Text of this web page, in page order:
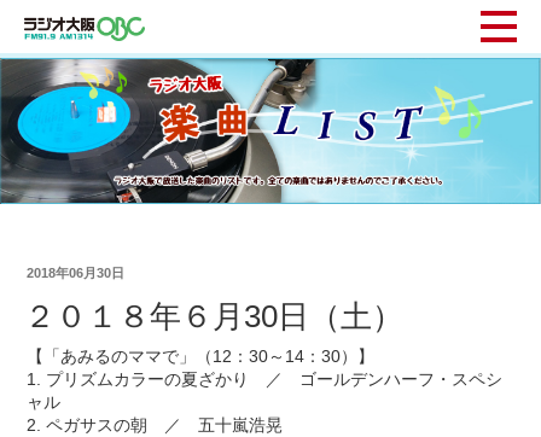
2018年06月30日
２０１８年６月30日（土）
【「あみるのママで」（12：30～14：30）】
1. プリズムカラーの夏ざかり ／ ゴールデンハーフ・スペシ
ャル
2. ペガサスの朝 ／ 五十嵐浩晃